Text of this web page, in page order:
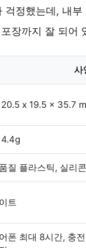
걱정했는데, 내
장까지 잘 되어
사
20.5 x 19.5 x 35.7
4.4g
질 플라스틱, 실리
트
폰 최대 8시간, 충